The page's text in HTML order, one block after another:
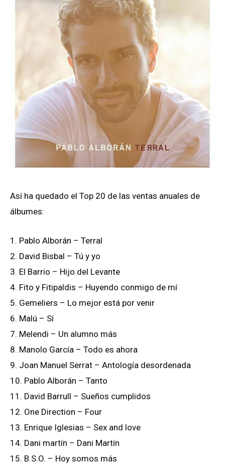
Así ha quedado el Top 20 de las ventas anuales de
álbumes:
1. Pablo Alborán – Terral
2. David Bisbal – Tú y yo
3. El Barrio – Hijo del Levante
4. Fito y Fitipaldis – Huyendo conmigo de mí
5. Gemeliers – Lo mejor está por venir
6. Malú – Sí
7. Melendi – Un alumno más
8. Manolo García – Todo es ahora
9. Joan Manuel Serrat – Antología desordenada
10. Pablo Alborán – Tanto
11. David Barrull – Sueños cumplidos
12. One Direction – Four
13. Enrique Iglesias – Sex and love
14. Dani martín – Dani Martín
15. B.S.O. – Hoy somos más